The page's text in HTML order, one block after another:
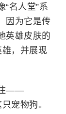
“名人堂”系
因为它是传
英雄皮肤的
，并展现
住——
宠物狗。